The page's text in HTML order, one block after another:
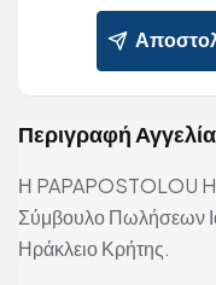
Περιγραφή
Η PAPAPOSTOLOU
Σύμβουλο Πωλήσεων
Ηράκλειο Κρήτης.